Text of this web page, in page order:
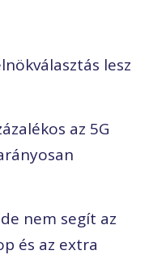
lesz
az 5G
nem segít az
és az extra